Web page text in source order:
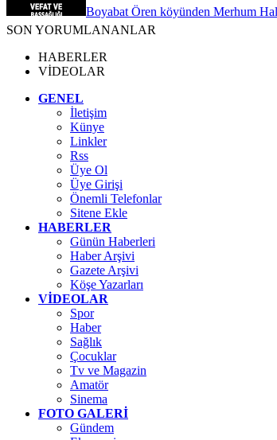
Boyabat Ören köyünden Merhum
SON YORUMLANANLAR
HABERLER
VİDEOLAR
GENEL
İletişim
Künye
Linkler
Rss
Üye Ol
Üye Girişi
Önemli Telefonlar
Sitene Ekle
HABERLER
Günün Haberleri
Haber Arşivi
Gazete Arşivi
Köşe Yazarları
VİDEOLAR
Spor
Haber
Sağlık
Çocuklar
Tv ve Magazin
Amatör
Sinema
FOTO GALERİ
Gündem